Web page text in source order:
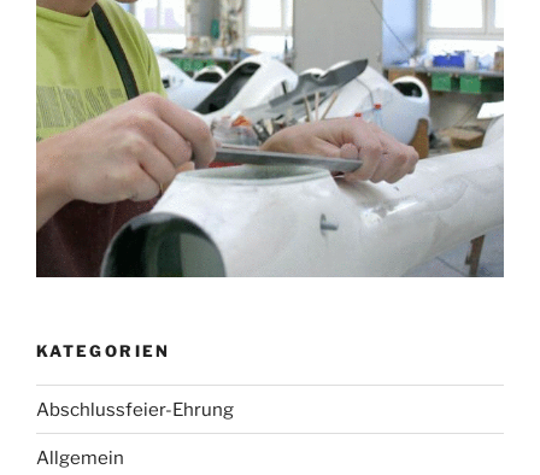
KATEGORIEN
Abschlussfeier-Ehrung
Allgemein